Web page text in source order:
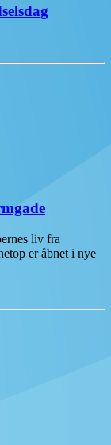
liv fra
er åbnet i nye